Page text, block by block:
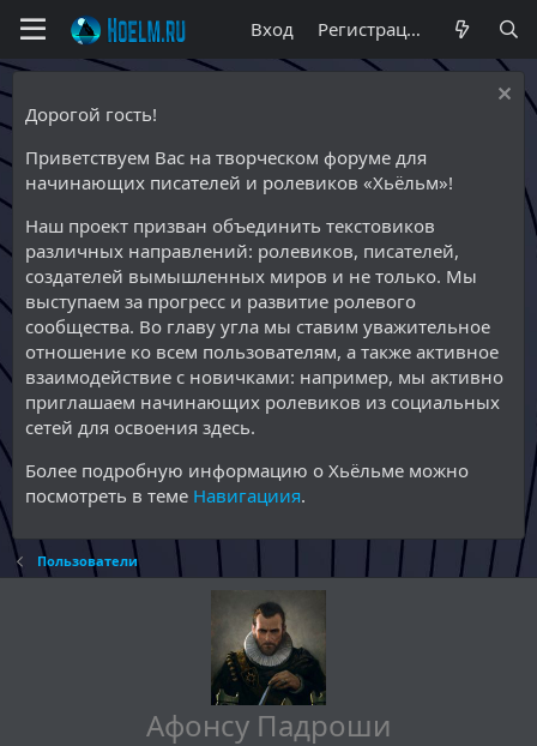
Вход Регистрация
Дорогой гость!
Приветствуем Вас на творческом форуме для
начинающих писателей и ролевиков «Хьёльм»!
Наш проект призван объединить текстовиков
различных направлений: ролевиков, писателей,
создателей вымышленных миров и не только. Мы
выступаем за прогресс и развитие ролевого
сообщества. Во главу угла мы ставим уважительное
отношение ко всем пользователям, а также активное
взаимодействие с новичками: например, мы активно
приглашаем начинающих ролевиков из социальных
сетей для освоения здесь.
Более подробную информацию о Хьёльме можно
посмотреть в теме Навигациия.
Пользователи
Афонсу Падроши